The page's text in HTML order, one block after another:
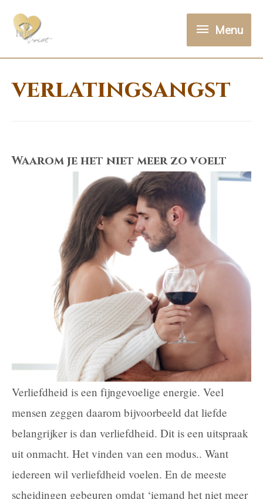
Menu
Menu
verlatingsangst
Waarom je het niet meer zo voelt
Verliefdheid is een fijngevoelige energie. Veel
mensen zeggen daarom bijvoorbeeld dat liefde
belangrijker is dan verliefdheid. Dit is een uitspraak
uit onmacht. Het vinden van een modus.. Want
iedereen wil verliefdheid voelen. En de meeste
scheidingen gebeuren omdat ‘iemand het niet meer